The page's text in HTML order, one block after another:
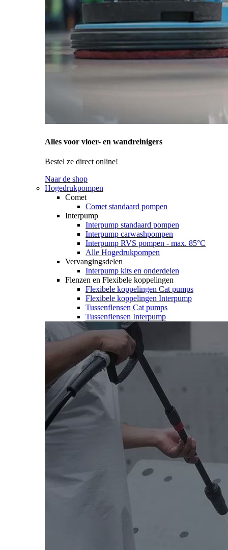
Alles voor vloer- en wandreinigers
Bestel ze direct online!
Naar de shop
Hogedrukpompen
Comet
Comet standaard pompen
Interpump
Interpump standaard pompen
Interpump carwashpompen
Interpump RVS pompen - max. 85°C
Alle Hogedrukpompen
Vervangingsdelen
Interpump kits en onderdelen
Flenzen en Flexibele koppelingen
Flexibele koppelingen Cat pumps
Flexibele koppelingen Interpump
Tussenflensen Cat pumps
Tussenflensen Interpump